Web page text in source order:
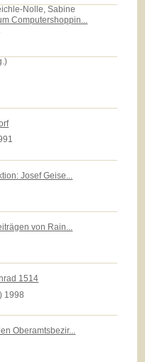
Nolle, Sabine
Computershoppin...
Josef Geise...
von Rain...
1514
1998
Oberamtsbezir...